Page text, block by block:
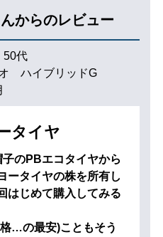
からのレビュー
50代
ハイブリッドG
タイヤ
のPBエコタイヤから
ータイヤの株を所有し
はじめて購入してみる
…の最安)こともそう